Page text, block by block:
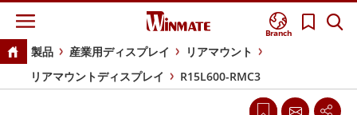
Branch
製品 産業用ディスプレイ
リアマウント
リアマウントディスプレイ
R15L600-RMC3